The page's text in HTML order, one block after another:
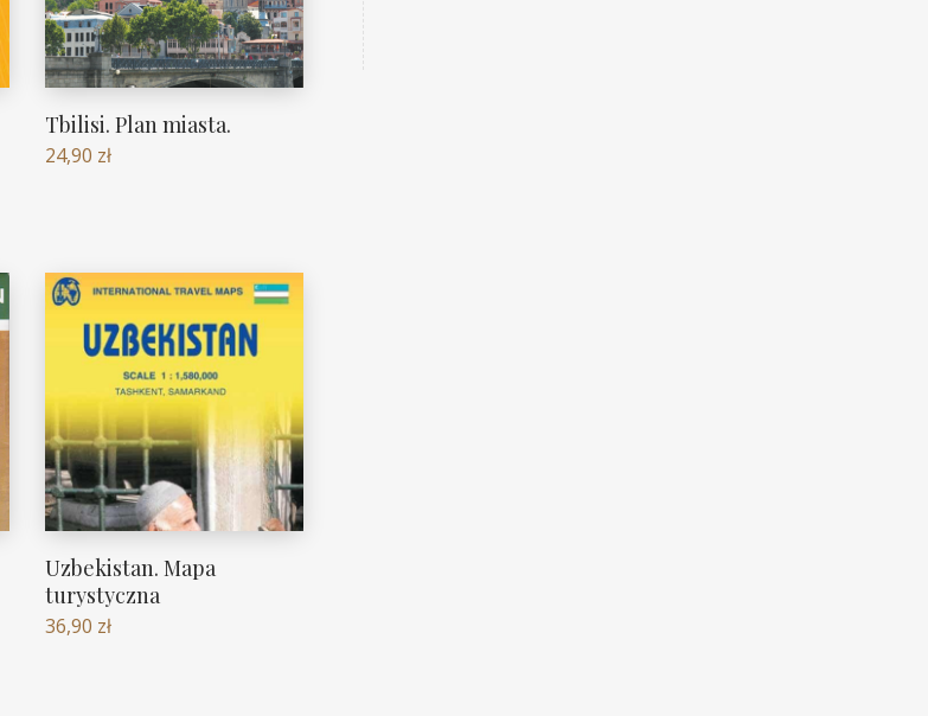
Tbilisi. Plan miasta.
24,90 zł
Uzbekistan. Mapa
turystyczna
36,90 zł